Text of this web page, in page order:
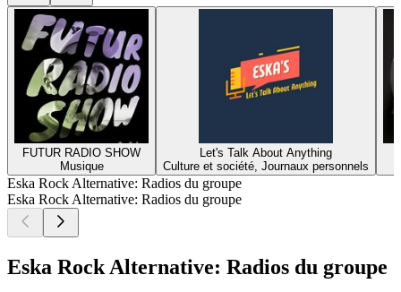
FUTUR RADIO SHOW
Musique
Let's Talk About Anything
Culture et société, Journaux personnels
Eska Rock Alternative: Radios du groupe
Eska Rock Alternative: Radios du groupe
Eska Rock Alternative: Radios du groupe